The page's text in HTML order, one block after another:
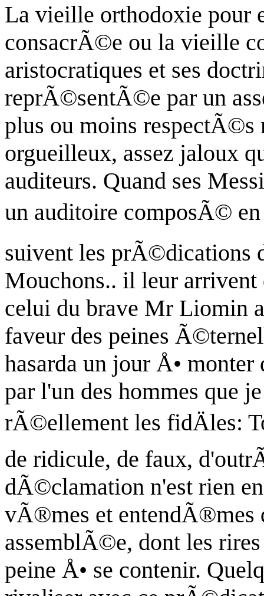
La vieille orthodoxie pour
consacrÃ©e ou la vieille
aristocratiques et ses
reprÃ©sentÃ©e par un
plus ou moins respectÃ©s
orgueilleux, assez jaloux
auditeurs. Quand ses
un auditoire composÃ© en
suivent les prÃ©dications
Mouchons.. il leur
celui du brave Mr Liomin
faveur des peines
hasarda un jour Å•
par l'un des hommes que
rÃ©ellement les fidÄles:
de ridicule, de faux,
dÃ©clamation n'est rien
vÃ®mes et entendÃ®mes
assemblÃ©e, dont les
peine Å• se contenir.